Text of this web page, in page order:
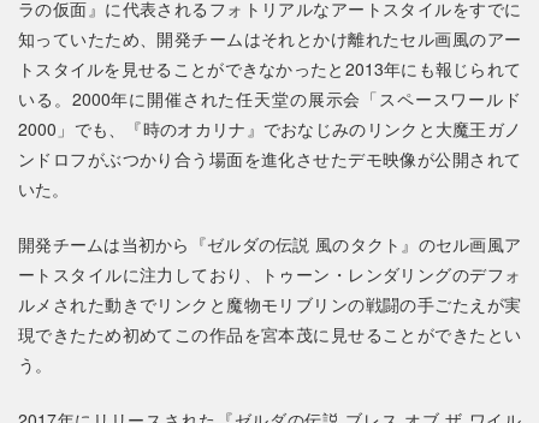
ラの仮面』に代表されるフォトリアルなアートスタイルをすでに
知っていたため、開発チームはそれとかけ離れたセル画風のアー
トスタイルを見せることができなかったと2013年にも報じられて
いる。2000年に開催された任天堂の展示会「スペースワールド
2000」でも、『時のオカリナ』でおなじみのリンクと大魔王ガノ
ンドロフがぶつかり合う場面を進化させたデモ映像が公開されて
いた。
開発チームは当初から『ゼルダの伝説 風のタクト』のセル画風ア
ートスタイルに注力しており、トゥーン・レンダリングのデフォ
ルメされた動きでリンクと魔物モリブリンの戦闘の手ごたえが実
現できたため初めてこの作品を宮本茂に見せることができたとい
う。